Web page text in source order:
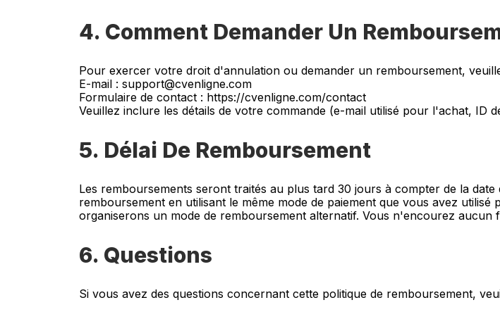
4. Comment Demander Un
Pour exercer votre droit d'annulation ou demander un remboursement,
E-mail : support@cvenligne.com
Formulaire de contact : https://cvenligne.com/contact
Veuillez inclure les détails de votre commande (e-mail utilisé pour l'achat, ID
5. Délai De Remboursement
Les remboursements seront traités au plus tard 30 jours à compter de la
remboursement en utilisant le même mode de paiement que vous avez
organiserons un mode de remboursement alternatif. Vous n'encourez aucun
6. Questions
Si vous avez des questions concernant cette politique de remboursement,